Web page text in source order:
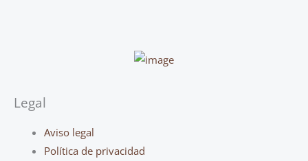
Legal
Main
Menu
Aviso legal
Política de privacidad